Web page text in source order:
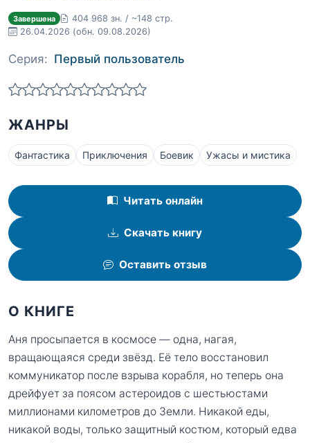
Завершена
404 968 зн. / ~148 стр.
26.04.2026 (обн. 09.08.2026)
Серия: Первый пользователь
ЖАНРЫ
Фантастика Приключения Боевик Ужасы и мистика
Читать онлайн
Скачать книгу
Оставить отзыв
О КНИГЕ
Аня просыпается в космосе — одна, нагая,
вращающаяся среди звёзд. Её тело восстановил
коммуникатор после взрыва корабля, но теперь она
дрейфует за поясом астероидов с шестьюстами
миллионами километров до Земли. Никакой еды,
никакой воды, только защитный костюм, который едва